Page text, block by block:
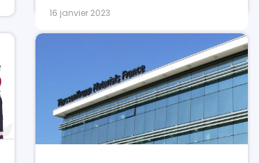
16 janvier 2023